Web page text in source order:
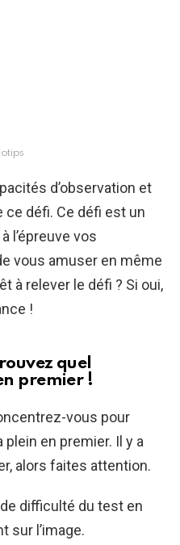
d’observation et
défi. Ce défi est un
l’épreuve vos
vous amuser en même
à relever le défi ? Si oui,
!
quel
premier !
vous pour
en premier. Il y a
alors faites attention.
difficulté du test en
sur l’image.